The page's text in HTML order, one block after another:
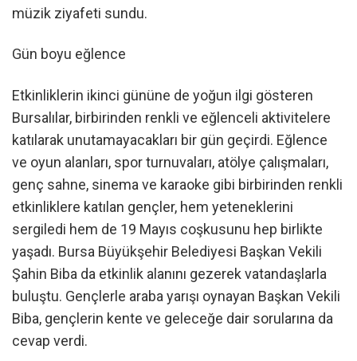
müzik ziyafeti sundu.
Gün boyu eğlence
Etkinliklerin ikinci gününe de yoğun ilgi gösteren
Bursalılar, birbirinden renkli ve eğlenceli aktivitelere
katılarak unutamayacakları bir gün geçirdi. Eğlence
ve oyun alanları, spor turnuvaları, atölye çalışmaları,
genç sahne, sinema ve karaoke gibi birbirinden renkli
etkinliklere katılan gençler, hem yeteneklerini
sergiledi hem de 19 Mayıs coşkusunu hep birlikte
yaşadı. Bursa Büyükşehir Belediyesi Başkan Vekili
Şahin Biba da etkinlik alanını gezerek vatandaşlarla
buluştu. Gençlerle araba yarışı oynayan Başkan Vekili
Biba, gençlerin kente ve geleceğe dair sorularına da
cevap verdi.